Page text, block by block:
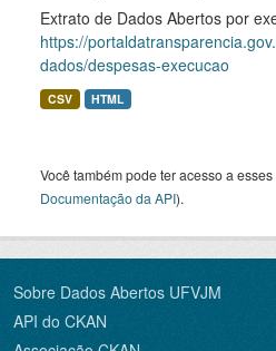
Extrato de Dados Abertos por
https://
dados/despesas-execucao
CSV HTML
Você também pode ter acesso a
Documentação da API).
Sobre Dados Abertos UFVJM
API do CKAN